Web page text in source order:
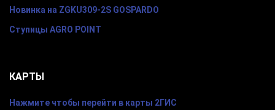
Новинка на ZGKU309-2S GOSPARDO
Ступицы AGRO POINT
КАРТЫ
Нажмите чтобы перейти в карты 2ГИС